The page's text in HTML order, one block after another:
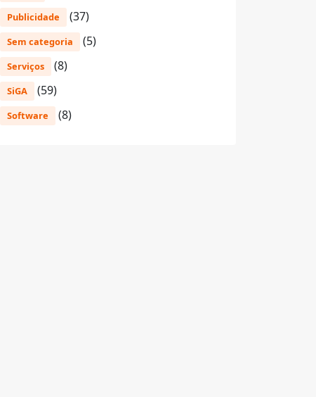
Publicidade (37)
Sem categoria (5)
Serviços (8)
SiGA (59)
Software (8)